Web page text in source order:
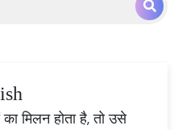
मिलन होता है, तो उसे